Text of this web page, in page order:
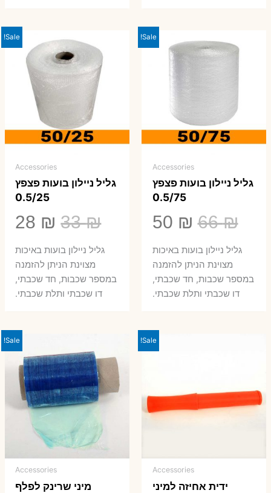
Sale!
Accessories
גליל ניילון בועות פצפץ
0.5/75
66₪
המחיר
המקורי
היה:
66 ₪.
50 ₪
הנוכחיגליל ניילון בועות באיכות
מצוינת הניתן להזמנה
במספר שכבות, חד שכבתי,
דו שכבתי ותלת שכבתי.
Sale!
Accessories
גליל ניילון בועות פצפץ
0.5/25
33₪
המחיר
המקורי
היה:
33 ₪.
28 ₪
₪.
גליל ניילון בועות באיכות
מצוינת הניתן להזמנה
במספר שכבות, חד שכבתי,
דו שכבתי ותלת שכבתי.
Sale!
Accessories
ידית אחיזה למיני
Sale!
Accessories
מיני שרינק לפלף